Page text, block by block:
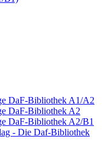
DaF-Bibliothek A1/A2
DaF-Bibliothek A2
DaF-Bibliothek A2/B1
- Die Daf-Bibliothek